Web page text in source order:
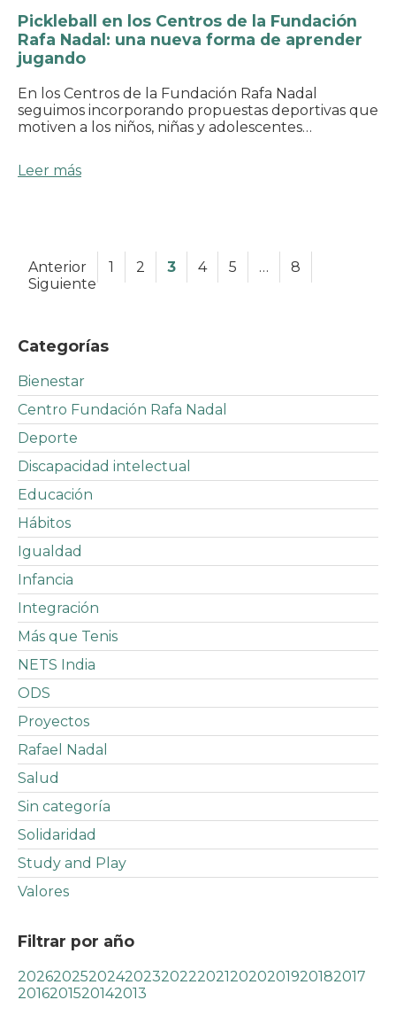
Pickleball en los Centros de la Fundación
Rafa Nadal: una nueva forma de aprender
jugando
En los Centros de la Fundación Rafa Nadal
seguimos incorporando propuestas deportivas que
motiven a los niños, niñas y adolescentes…
Leer más
Anterior 1 2 3 4 5 …
8
Siguiente
Categorías
Bienestar
Centro Fundación Rafa Nadal
Deporte
Discapacidad intelectual
Educación
Hábitos
Igualdad
Infancia
Integración
Más que Tenis
NETS India
ODS
Proyectos
Rafael Nadal
Salud
Sin categoría
Solidaridad
Study and Play
Valores
Filtrar por año
2026202520242023202220212020201920182017
2016201520142013